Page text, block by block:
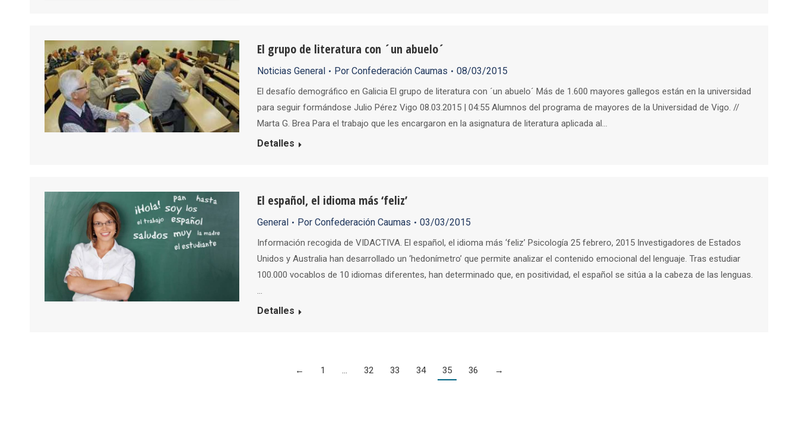
El grupo de literatura con ´un abuelo´
Noticias General PorConfederación Caumas 08/03/2015
El desafío demográfico en Galicia El grupo de literatura con ´un abuelo´ Más de 1.600 mayores gallegos están en la universidad
para seguir formándose Julio Pérez Vigo 08.03.2015 | 04:55 Alumnos del programa de mayores de la Universidad de Vigo. //
Marta G. Brea Para el trabajo que les encargaron en la asignatura de literatura aplicada al…
Detalles
El español, el idioma más ‘feliz’
General PorConfederación Caumas 03/03/2015
Información recogida de VIDACTIVA. El español, el idioma más ‘feliz’ Psicología 25 febrero, 2015 Investigadores de Estados
Unidos y Australia han desarrollado un ‘hedonímetro’ que permite analizar el contenido emocional del lenguaje. Tras estudiar
100.000 vocablos de 10 idiomas diferentes, han determinado que, en positividad, el español se sitúa a la cabeza de las lenguas.
…
Detalles
← 1 … 32 33 34 35 36 →